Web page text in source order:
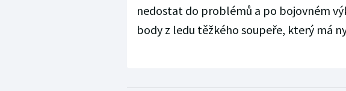
nedostat do problémů a po bojovném
body z ledu těžkého soupeře, který má